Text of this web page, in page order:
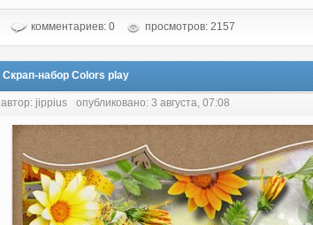
комментариев: 0 просмотров: 2157
Скрап-набор Colors play
автор: jippius опубликовано: 3 августа, 07:08